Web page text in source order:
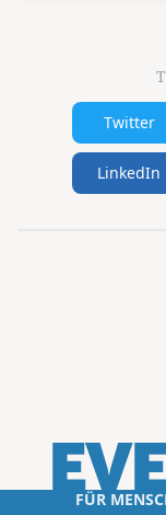
Twitter
LinkedIn
FÜR